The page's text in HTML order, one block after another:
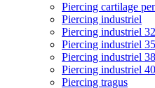
Piercing cartilage
Piercing industriel
Piercing industriel
Piercing industriel
Piercing industriel
Piercing industriel
Piercing tragus